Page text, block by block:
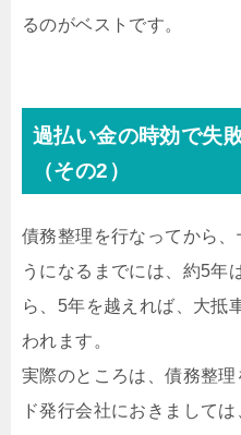
るのがベストです。
過払い金の時効で失
（その2）
債務整理を行なってから
うになるまでには、約5年
ら、5年を越えれば、大抵
われます。
実際のところは、債務整
ド発行会社におきまして